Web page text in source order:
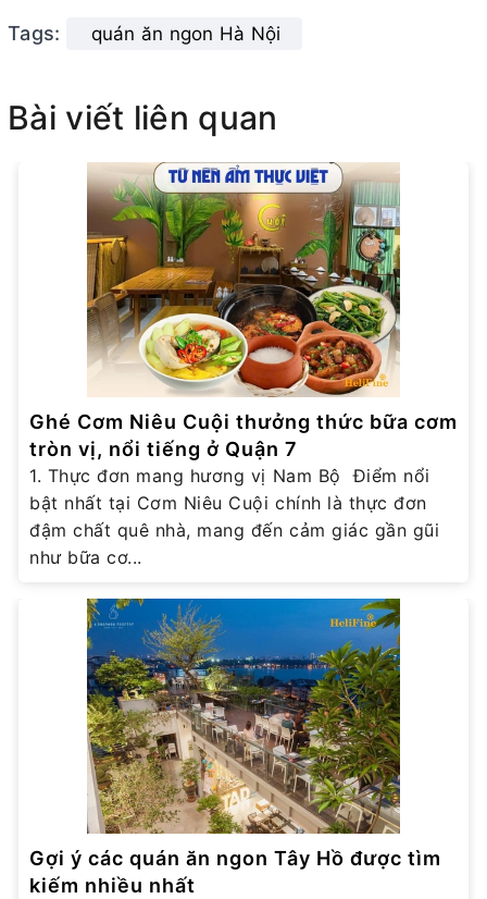
Tags: quán ăn ngon Hà Nội
Bài viết liên quan
Ghé Cơm Niêu Cuội thưởng thức bữa cơm
tròn vị, nổi tiếng ở Quận 7
1. Thực đơn mang hương vị Nam Bộ Điểm nổi
bật nhất tại Cơm Niêu Cuội chính là thực đơn
đậm chất quê nhà, mang đến cảm giác gần gũi
như bữa cơ...
Gợi ý các quán ăn ngon Tây Hồ được tìm
kiếm nhiều nhất